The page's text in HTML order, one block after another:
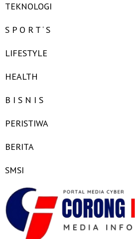
TEKNOLOGI
S P O R T ‘ S
LIFESTYLE
HEALTH
B I S N I S
PERISTIWA
BERITA
SMSI